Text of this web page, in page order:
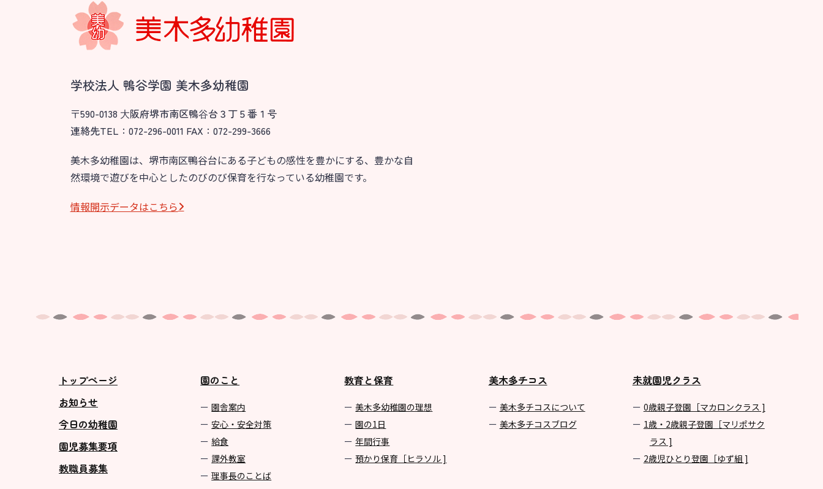
学校法人 鴨谷学園 美木多幼稚園
〒590-0138 ⼤阪府堺市南区鴨⾕台３丁５番１号
連絡先TEL：072-296-0011 FAX：072-299-3666
美木多幼稚園は、堺市南区鴨谷台にある子どもの感性を豊かにする、豊かな自
然環境で遊びを中心としたのびのび保育を行なっている幼稚園です。
情報開⽰データはこちら
トップページ
お知らせ
今日の幼稚園
園児募集要項
教職員募集
園のこと
園舎案内
安心・安全対策
給食
課外教室
理事長のことば
教育と保育
美⽊多幼稚園の理想
園の1⽇
年間⾏事
預かり保育［ヒラソル ]
美木多チコス
美⽊多チコスについて
美⽊多チコスブログ
未就園児クラス
0歳親子登園［マカロンクラス ]
1歳・2歳親子登園［マリポサク
ラス ]
2歳児ひとり登園［ゆず組 ]